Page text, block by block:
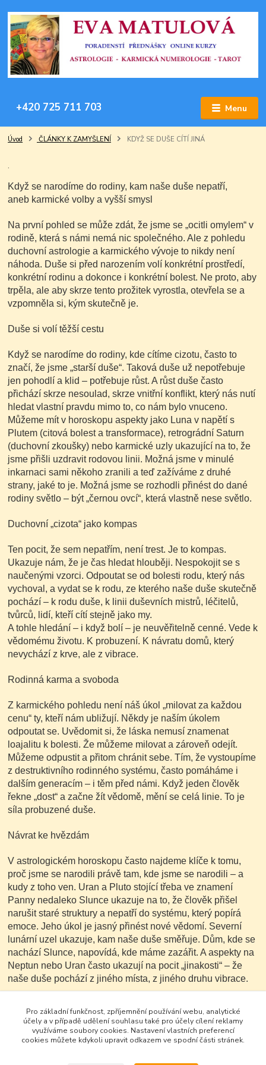
Menu
+420 725 711 703
Úvod ČLÁNKY K ZAMYŠLENÍ KDYŽ SE DUŠE CÍTÍ JINÁ
.
Když se narodíme do rodiny, kam naše duše nepatří,
aneb karmické volby a vyšší smysl
Na první pohled se může zdát, že jsme se „ocitli omylem“ v
rodině, která s námi nemá nic společného. Ale z pohledu
duchovní astrologie a karmického vývoje to nikdy není
náhoda. Duše si před narozením volí konkrétní prostředí,
konkrétní rodinu a dokonce i konkrétní bolest. Ne proto, aby
trpěla, ale aby skrze tento prožitek vyrostla, otevřela se a
vzpomněla si, kým skutečně je.
Duše si volí těžší cestu
Když se narodíme do rodiny, kde cítíme cizotu, často to
značí, že jsme „starší duše“. Taková duše už nepotřebuje
jen pohodlí a klid – potřebuje růst. A růst duše často
přichází skrze nesoulad, skrze vnitřní konflikt, který nás nutí
hledat vlastní pravdu mimo to, co nám bylo vnuceno.
Můžeme mít v horoskopu aspekty jako Luna v napětí s
Plutem (citová bolest a transformace), retrográdní Saturn
(duchovní zkoušky) nebo karmické uzly ukazující na to, že
jsme přišli uzdravit rodovou linii. Možná jsme v minulé
inkarnaci sami někoho zranili a teď zažíváme z druhé
strany, jaké to je. Možná jsme se rozhodli přinést do dané
rodiny světlo – být „černou ovcí“, která vlastně nese světlo.
Duchovní „cizota“ jako kompas
Ten pocit, že sem nepatřím, není trest. Je to kompas.
Ukazuje nám, že je čas hledat hlouběji. Nespokojit se s
naučenými vzorci. Odpoutat se od bolesti rodu, který nás
vychoval, a vydat se k rodu, ze kterého naše duše skutečně
pochází – k rodu duše, k linii duševních mistrů, léčitelů,
tvůrců, lidí, kteří cítí stejně jako my.
A tohle hledání – i když bolí – je neuvěřitelně cenné. Vede k
vědomému životu. K probuzení. K návratu domů, který
nevychází z krve, ale z vibrace.
Rodinná karma a svoboda
Z karmického pohledu není náš úkol „milovat za každou
cenu“ ty, kteří nám ubližují. Někdy je naším úkolem
odpoutat se. Uvědomit si, že láska nemusí znamenat
loajalitu k bolesti. Že můžeme milovat a zároveň odejít.
Můžeme odpustit a přitom chránit sebe. Tím, že vystoupíme
z destruktivního rodinného systému, často pomáháme i
dalším generacím – i těm před námi. Když jeden člověk
řekne „dost“ a začne žít vědomě, mění se celá linie. To je
síla probuzené duše.
Návrat ke hvězdám
V astrologickém horoskopu často najdeme klíče k tomu,
proč jsme se narodili právě tam, kde jsme se narodili – a
kudy z toho ven. Uran a Pluto stojící třeba ve znamení
Panny nedaleko Slunce ukazuje na to, že člověk přišel
narušit staré struktury a nepatří do systému, který popírá
emoce. Jeho úkol je jasný přinést nové vědomí. Severní
lunární uzel ukazuje, kam naše duše směřuje. Dům, kde se
nachází Slunce, napovídá, kde máme zazářit. A aspekty na
Neptun nebo Uran často ukazují na pocit „jinakosti“ – že
naše duše pochází z jiného místa, z jiného druhu vibrace.
S láskou Eva
Pro základní funkčnost, zpříjemnění používání webu, analytické
účely a v případě udělení souhlasu také pro účely cílení reklamy
využíváme soubory cookies. Nastavení vlastních preferencí
cookies můžete kdykoli upravit odkazem ve spodní části stránek.